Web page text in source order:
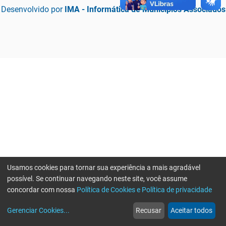
Desenvolvido por IMA - Informática de Municípios Associados
web
Notícias
more_horiz
Mais
Usamos cookies para tornar sua experiência a mais agradável
possível. Se continuar navegando neste site, você assume
concordar com nossa Política de Cookies e Política de privacidade
Gerenciar Cookies... Recusar Aceitar todos
Erro ao enviar informações, por favor tente novamente